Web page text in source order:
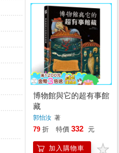
博物館與它的超有事館
藏
郭怡汝著
79 折 特價 332 元
加入購物車